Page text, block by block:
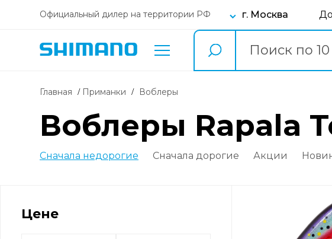
Официальный дилер на территории РФ г. Москва
Главная Приманки воблеры
воблеры Rapala
Сначала недорогие Сначала дорогие Акции
Цене